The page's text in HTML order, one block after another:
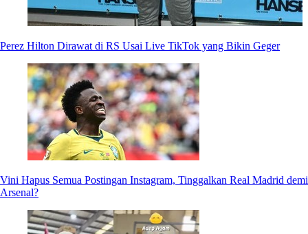
Perez Hilton Dirawat di RS Usai Live TikTok yang Bikin Geger
Vini Hapus Semua Postingan Instagram, Tinggalkan Real Madrid demi
Arsenal?